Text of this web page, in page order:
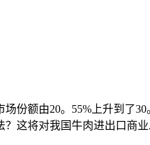
额由20。55%上升到了30
这将对我国牛肉进出口商业